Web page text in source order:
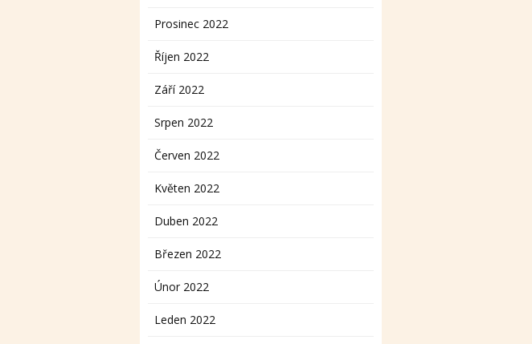
Prosinec 2022
Říjen 2022
Září 2022
Srpen 2022
Červen 2022
Květen 2022
Duben 2022
Březen 2022
Únor 2022
Leden 2022